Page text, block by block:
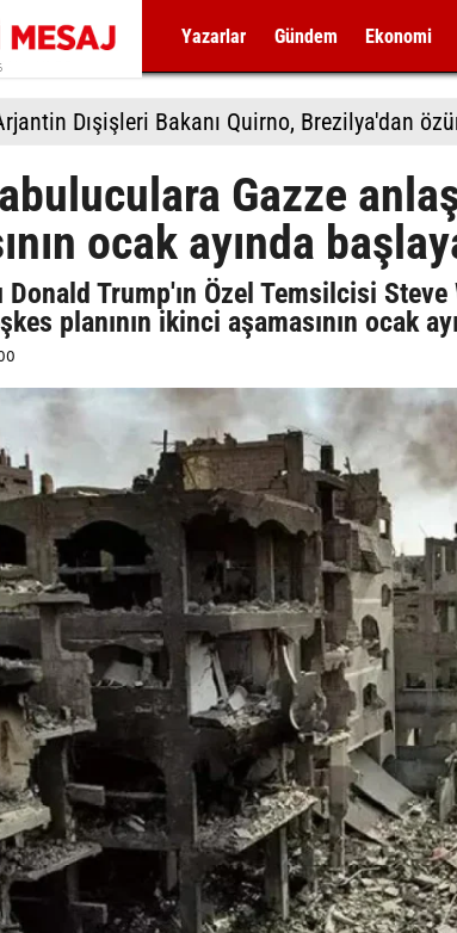
Yazarlar Gündem Ekonomi
Dışişleri Bakanı Quirno, Brezilya'dan
Gazze
ocak ayında
Donald Trump'ın Özel Temsilcisi
planının ikinci aşamasının ocak